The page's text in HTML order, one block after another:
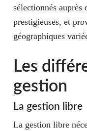
sélectionnés auprès
prestigieuses, et
géographiques
Les
gestion
La gestion libre
La gestion libre